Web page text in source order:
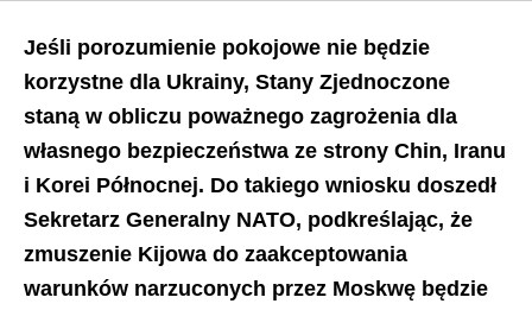
Jeśli porozumienie pokojowe nie będzie
korzystne dla Ukrainy, Stany Zjednoczone
staną w obliczu poważnego zagrożenia dla
własnego bezpieczeństwa ze strony Chin, Iranu
i Korei Północnej. Do takiego wniosku doszedł
Sekretarz Generalny NATO, podkreślając, że
zmuszenie Kijowa do zaakceptowania
warunków narzuconych przez Moskwę będzie